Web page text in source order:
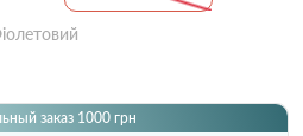
заказ 1000 грн